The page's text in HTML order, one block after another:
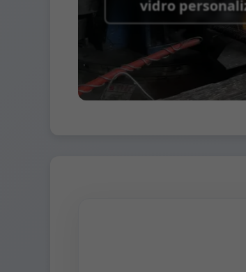
vidro